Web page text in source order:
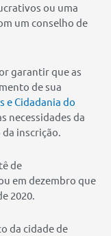
ou uma
um conselho de
garantir que as
de sua
e Cidadania do
necessidades da
inscrição.
de
em dezembro que
2020.
da cidade de